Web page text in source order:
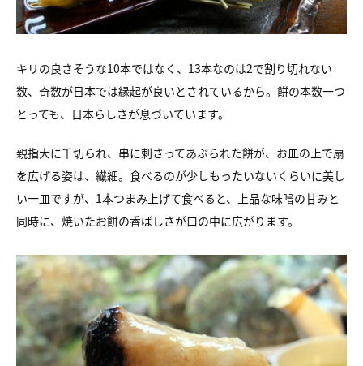
キリの良さそうな10本ではなく、13本なのは2で割り切れない
数、奇数が日本では縁起が良いとされているから。餅の本数一つ
とっても、日本らしさが息づいています。
親指大に千切られ、串に刺さってあぶられた餅が、お皿の上で扇
を広げる姿は、繊細。食べるのが少しもったいないくらいに美し
い一皿ですが、1本つまみ上げて食べると、上品な味噌の甘みと
同時に、焼いたお餅の香ばしさが口の中に広がります。